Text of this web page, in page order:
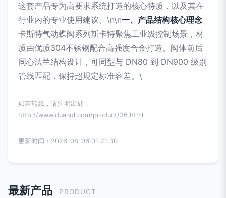
这套产品专为高要求系统打造的核心特质，以及其在
行业内的专业使用建议。\n\n一、产品结构核心理念
卡斯特气动蝶阀系列斯卡特聚焦工业级控制场景，材
质由优质304不锈钢配合高强度合金打造。阀体前后
同心法兰结构设计，可同型与 DN80 到 DN900 级别
管线匹配，保持超规定标准容差。\
如若转载，请注明出处：
http://www.duanql.com/product/36.html
更新时间：2026-08-06 01:21:30
最新产品 PRODUCT